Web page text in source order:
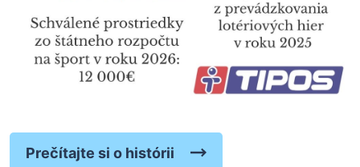
Prečítajte si o histórii